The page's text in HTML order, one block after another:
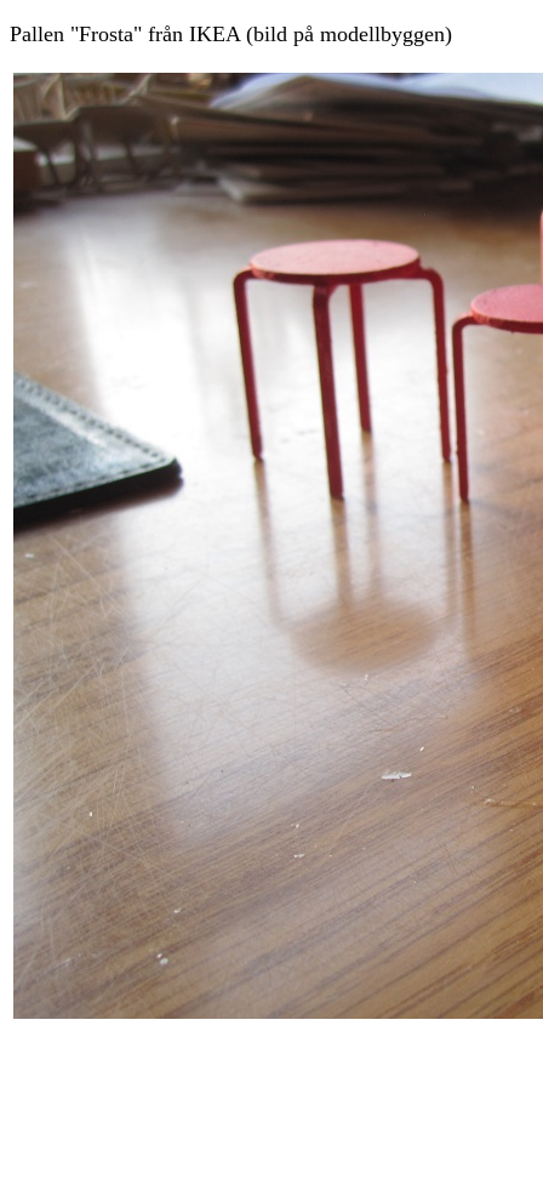
Pallen "Frosta" från IKEA (bild på modellbyggen)